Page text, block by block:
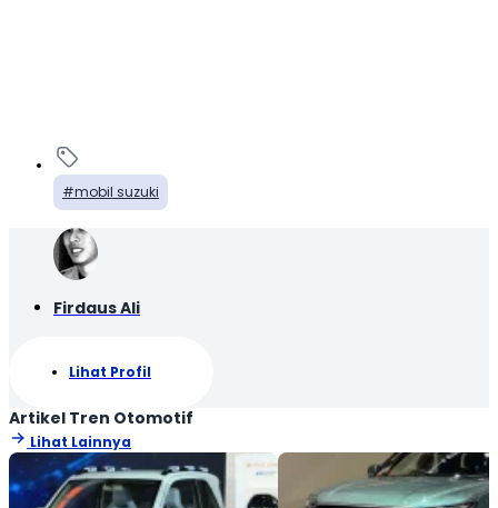
mobil suzuki
Firdaus Ali
Lihat Profil
Artikel Tren Otomotif
Lihat Lainnya